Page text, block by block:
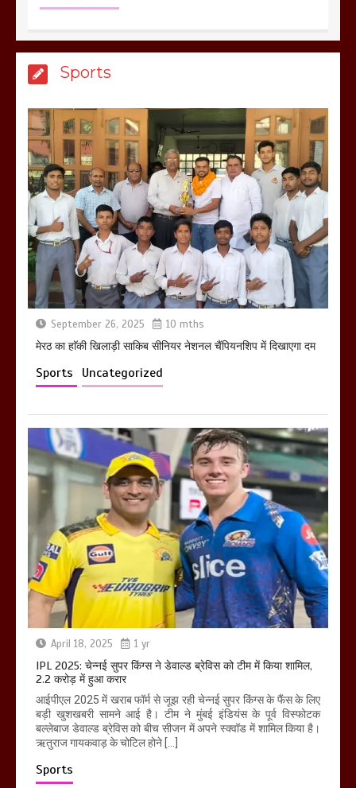
बिजली विभाग से परेशान होकर बागपत में एक संत
ने सरकार को दी आमरण अनशन की चेतावनी
March 8, 2025
मेरठ सुराजकुंड शमशान घाट में चिता से अस्थि
हो रहा वायरल
March 6, 2025
होलिका रखने पर लात मार कर होलिका को किया
तहस नहस,मोहल्ले वालों के साथ की गई गाली
गलोच ,कहा अगर रखी गई होली तो होगा खून
खराबा,
March 11, 2025
Sports
September 26, 2025 10 mths
मेरठ का हाॅकी खिलाड़ी साकिब सीनियर नेशनल चैंपियनशिप में दिखाएगा दम
Sports Uncategorized
April 18, 2025 1 yr
IPL 2025: चेन्नई सुपर किंग्स ने डेवाल्ड ब्रेविस को टीम में किया शामिल,
2.2 करोड़ में हुआ करार
आईपीएल 2025 में खराब फॉर्म से जूझ रही चेन्नई सुपर किंग्स के फैंस के लिए
बड़ी खुशखबरी सामने आई है। टीम ने मुंबई इंडियंस के पूर्व विस्फोटक
बल्लेबाज डेवाल्ड ब्रेविस को बीच सीजन में अपने स्क्वॉड में शामिल किया है।
ऋतुराज गायकवाड़ के चोटिल होने […]
Sports